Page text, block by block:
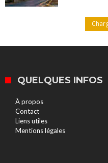
QUELQUES INFOS
À propos
Contact
Liens utiles
Mentions légales